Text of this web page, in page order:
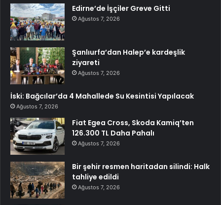
Edirne’de İşçiler Greve Gitti
Ağustos 7, 2026
Şanlıurfa’dan Halep’e kardeşlik
ziyareti
Ağustos 7, 2026
İski: Bağcılar’da 4 Mahallede Su Kesintisi Yapılacak
Ağustos 7, 2026
Fiat Egea Cross, Skoda Kamiq’ten
126.300 TL Daha Pahalı
Ağustos 7, 2026
Bir şehir resmen haritadan silindi: Halk
tahliye edildi
Ağustos 7, 2026